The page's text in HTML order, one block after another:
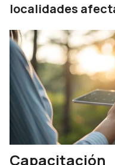
localidades
Capacitación